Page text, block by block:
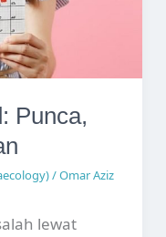
Punca,
/Omar Aziz
lewat